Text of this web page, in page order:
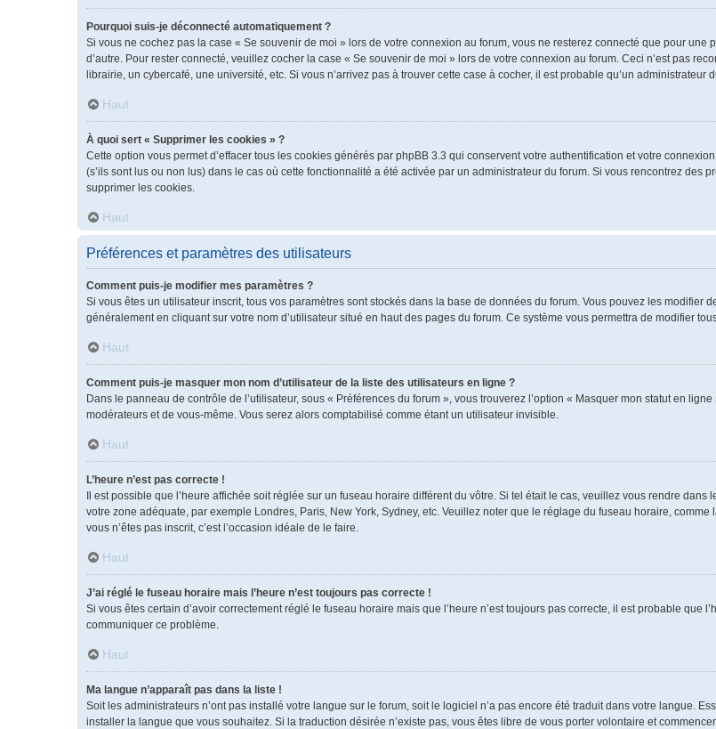
Pourquoi suis-je déconnecté automatiquement ?
Si vous ne cochez pas la case « Se souvenir de moi » lors de votre connexion au forum, vous ne resterez connecté que pour une
d’autre. Pour rester connecté, veuillez cocher la case « Se souvenir de moi » lors de votre connexion au forum. Ceci n’est pas
librairie, un cybercafé, une université, etc. Si vous n’arrivez pas à trouver cette case à cocher, il est probable qu’un administrateur
Haut
À quoi sert « Supprimer les cookies » ?
Cette option vous permet d’effacer tous les cookies générés par phpBB 3.3 qui conservent votre authentification et votre
(s’ils sont lus ou non lus) dans le cas où cette fonctionnalité a été activée par un administrateur du forum. Si vous rencontrez des
supprimer les cookies.
Haut
Préférences et paramètres des utilisateurs
Comment puis-je modifier mes paramètres ?
Si vous êtes un utilisateur inscrit, tous vos paramètres sont stockés dans la base de données du forum. Vous pouvez les modifier
généralement en cliquant sur votre nom d’utilisateur situé en haut des pages du forum. Ce système vous permettra de modifier
Haut
Comment puis-je masquer mon nom d’utilisateur de la liste des utilisateurs en ligne ?
Dans le panneau de contrôle de l’utilisateur, sous « Préférences du forum », vous trouverez l’option « Masquer mon statut en
modérateurs et de vous-même. Vous serez alors comptabilisé comme étant un utilisateur invisible.
Haut
L’heure n’est pas correcte !
Il est possible que l’heure affichée soit réglée sur un fuseau horaire différent du vôtre. Si tel était le cas, veuillez vous rendre
votre zone adéquate, par exemple Londres, Paris, New York, Sydney, etc. Veuillez noter que le réglage du fuseau horaire,
vous n’êtes pas inscrit, c’est l’occasion idéale de le faire.
Haut
J’ai réglé le fuseau horaire mais l’heure n’est toujours pas correcte !
Si vous êtes certain d’avoir correctement réglé le fuseau horaire mais que l’heure n’est toujours pas correcte, il est probable que
communiquer ce problème.
Haut
Ma langue n’apparaît pas dans la liste !
Soit les administrateurs n’ont pas installé votre langue sur le forum, soit le logiciel n’a pas encore été traduit dans votre langue.
installer la langue que vous souhaitez. Si la traduction désirée n’existe pas, vous êtes libre de vous porter volontaire et